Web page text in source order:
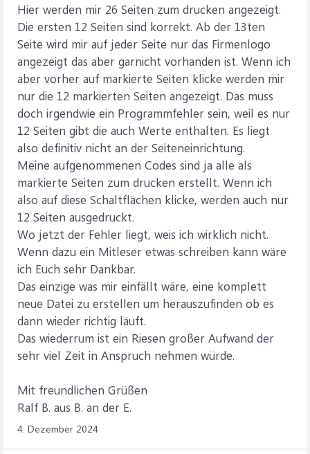
Hier werden mir 26 Seiten zum drucken angezeigt.
Die ersten 12 Seiten sind korrekt. Ab der 13ten
Seite wird mir auf jeder Seite nur das Firmenlogo
angezeigt das aber garnicht vorhanden ist. Wenn ich
aber vorher auf markierte Seiten klicke werden mir
nur die 12 markierten Seiten angezeigt. Das muss
doch irgendwie ein Programmfehler sein, weil es nur
12 Seiten gibt die auch Werte enthalten. Es liegt
also definitiv nicht an der Seiteneinrichtung.
Meine aufgenommenen Codes sind ja alle als
markierte Seiten zum drucken erstellt. Wenn ich
also auf diese Schaltflächen klicke, werden auch nur
12 Seiten ausgedruckt.
Wo jetzt der Fehler liegt, weis ich wirklich nicht.
Wenn dazu ein Mitleser etwas schreiben kann wäre
ich Euch sehr Dankbar.
Das einzige was mir einfällt wäre, eine komplett
neue Datei zu erstellen um herauszufinden ob es
dann wieder richtig läuft.
Das wiederrum ist ein Riesen großer Aufwand der
sehr viel Zeit in Anspruch nehmen würde.
Mit freundlichen Grüßen
Ralf B. aus B. an der E.
4. Dezember 2024